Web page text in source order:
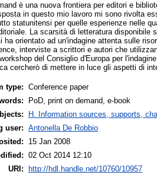
è una nuova frontiera per editori e
in questo mio lavoro mi sono rivolta
statunitensi per quelle esperienze nelle
La scarsità di letteratura disponibile
ha orientato ad un'indagine attenta sulle
interviste a scrittori e autori che
del Consiglio d'Europa per
cercherò di mettere in luce gli aspetti di
type:
Conference paper
PoD, print on demand, e-book
H. Information sources, supports,
user: Antonella De Robbio
15 Jan 2008
02 Oct 2014 12:10
URI:
http://hdl.handle.net/10760/10957